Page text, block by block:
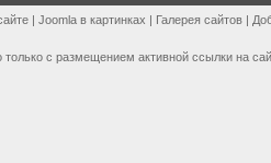
| Joomla в картинках | Галерея сайтов |
с размещением активной ссылки на